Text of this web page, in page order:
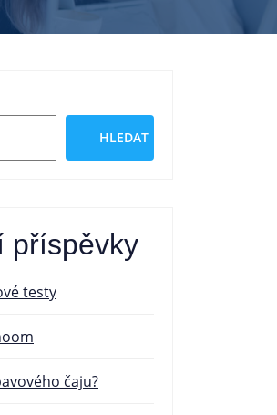
HLEDAT
příspěvky
testy
čaju?